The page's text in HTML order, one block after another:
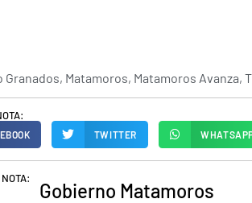
Granados, Matamoros, Matamoros Avanza,
TWITTER
Gobierno Matamoros